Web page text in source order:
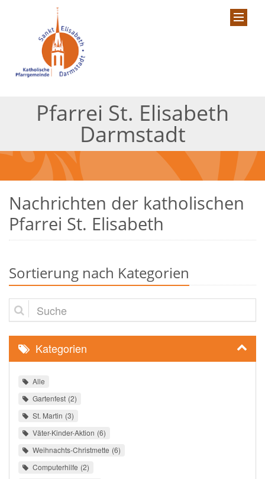
Pfarrei St. Elisabeth
Darmstadt
Nachrichten der katholischen
Pfarrei St. Elisabeth
Sortierung nach Kategorien
Suche
Kategorien
Alle
Gartenfest 2
St. Martin 3
Väter-Kinder-Aktion 6
Weihnachts-Christmette 6
Computerhilfe 2